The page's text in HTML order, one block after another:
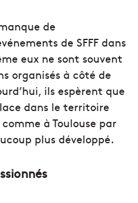
de
de SFFF dans
eux ne sont souvent
organisés à côté de
ils espèrent que
dans le territoire
à Toulouse par
plus développé.